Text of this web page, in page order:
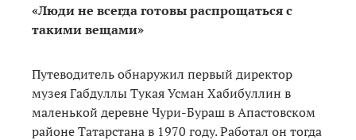
«Люди не всегда готовы распрощаться с
такими вещами»
Путеводитель обнаружил первый директор
музея Габдуллы Тукая Усман Хабибуллин в
маленькой деревне Чури-Бураш в Апастовском
районе Татарстана в 1970 году. Работал он тогда